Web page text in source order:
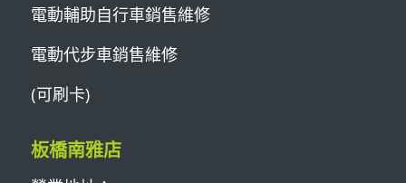
電動輔助自行車銷售維修
電動代步車銷售維修
(可刷卡)
板橋南雅店